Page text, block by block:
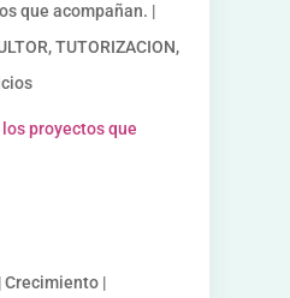
que acompañan. |
TUTORIZACION,
proyectos que
Crecimiento |